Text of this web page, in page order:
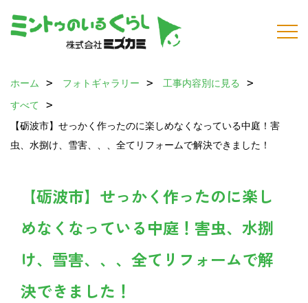
ホーム フォトギャラリー
工事内容別に見る
すべて
【砺波市】せっかく作ったのに楽しめなくなっている中庭！害
虫、水捌け、雪害、、、全てリフォームで解決できました！
【砺波市】せっかく作ったのに楽し
めなくなっている中庭！害虫、水捌
け、雪害、、、全てリフォームで解
決できました！